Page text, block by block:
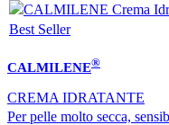
Best Seller
CALMILENE®
CREMA IDRATANTE
Per pelle molto secca,